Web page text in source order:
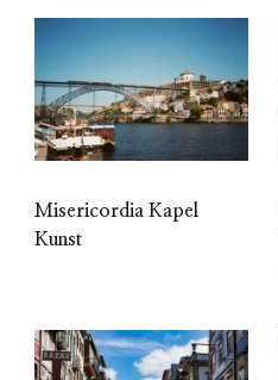
Misericordia Kapel
Kunst